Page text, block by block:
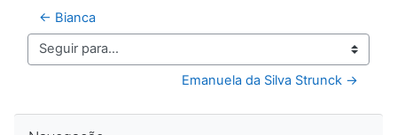
← Bianca
Seguir para...
Emanuela da Silva Strunck →